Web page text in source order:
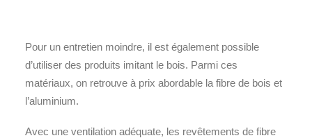
Pour un entretien moindre, il est également possible
d’utiliser des produits imitant le bois. Parmi ces
matériaux, on retrouve à prix abordable la fibre de bois et
l’aluminium.
Avec une ventilation adéquate, les revêtements de fibre